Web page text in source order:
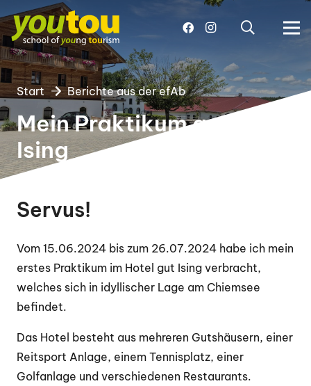
Start Berichte aus der efAb
Mein Praktikum auf Gut
Ising
Servus!
Vom 15.06.2024 bis zum 26.07.2024 habe ich mein
erstes Praktikum im Hotel gut Ising verbracht,
welches sich in idyllischer Lage am Chiemsee
befindet.
Das Hotel besteht aus mehreren Gutshäusern, einer
Reitsport Anlage, einem Tennisplatz, einer
Golfanlage und verschiedenen Restaurants.